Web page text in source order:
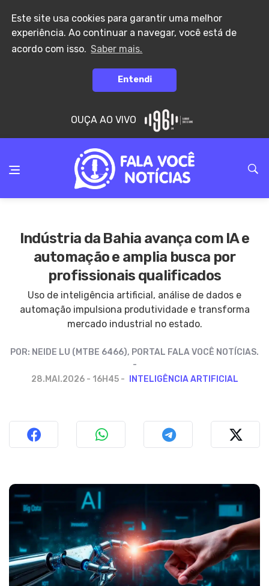
Este site usa cookies para garantir uma melhor
experiência. Ao continuar a navegar, você está de
acordo com isso. Saber mais.
Entendi
OUÇA AO VIVO
Indústria da Bahia avança com IA e
automação e amplia busca por
profissionais qualificados
Uso de inteligência artificial, análise de dados e
automação impulsiona produtividade e transforma
mercado industrial no estado.
POR: NEIDE LU (MTBE 6466), PORTAL FALA VOCÊ NOTÍCIAS.
28.MAI.2026 - 16H45 INTELIGÊNCIA ARTIFICIAL